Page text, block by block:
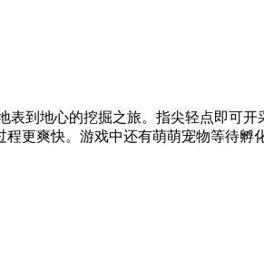
到地心的挖掘之旅。指尖轻点即可
更爽快。游戏中还有萌萌宠物等待孵